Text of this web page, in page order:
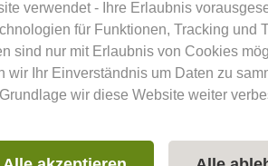
Golf
verwendet - Ihre Erlaubnis
für Funktionen, Tracking und
sind nur mit Erlaubnis von Cookies
wir Ihr Einverständnis um Daten zu
Grundlage wir diese Website weiter